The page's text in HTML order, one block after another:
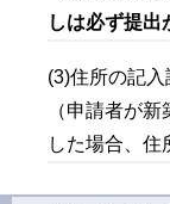
しは必ず提出
(3)住所の記入
（申請者が
した場合、住